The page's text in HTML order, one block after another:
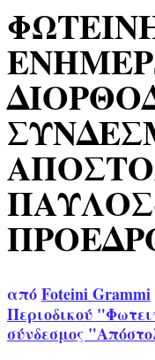
απόFoteini Grammi
Περιοδικού
σύνδεσμος